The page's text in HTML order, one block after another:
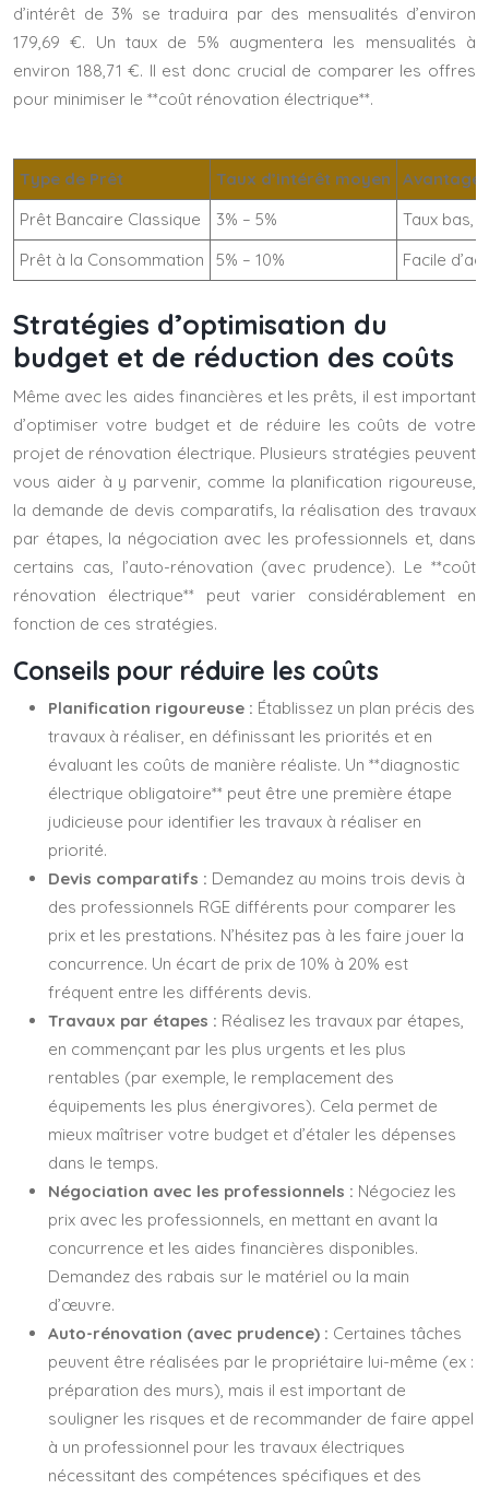
d’intérêt de 3% se traduira par des mensualités d’environ
179,69 €. Un taux de 5% augmentera les mensualités à
environ 188,71 €. Il est donc crucial de comparer les offres
pour minimiser le **coût rénovation électrique**.
Type de Prêt Taux d’intérêt moyen
Avantages
Prêt Bancaire Classique
3% – 5%
Taux bas,
Prêt à la Consommation
5% – 10% Facile
Stratégies d’optimisation du
budget et de réduction des coûts
Même avec les aides financières et les prêts, il est important
d’optimiser votre budget et de réduire les coûts de votre
projet de rénovation électrique. Plusieurs stratégies peuvent
vous aider à y parvenir, comme la planification rigoureuse,
la demande de devis comparatifs, la réalisation des travaux
par étapes, la négociation avec les professionnels et, dans
certains cas, l’auto-rénovation (avec prudence). Le **coût
rénovation électrique** peut varier considérablement en
fonction de ces stratégies.
Conseils pour réduire les coûts
Planification rigoureuse : Établissez un plan précis des
travaux à réaliser, en définissant les priorités et en
évaluant les coûts de manière réaliste. Un **diagnostic
électrique obligatoire** peut être une première étape
judicieuse pour identifier les travaux à réaliser en
priorité.
Devis comparatifs : Demandez au moins trois devis à
des professionnels RGE différents pour comparer les
prix et les prestations. N’hésitez pas à les faire jouer la
concurrence. Un écart de prix de 10% à 20% est
fréquent entre les différents devis.
Travaux par étapes : Réalisez les travaux par étapes,
en commençant par les plus urgents et les plus
rentables (par exemple, le remplacement des
équipements les plus énergivores). Cela permet de
mieux maîtriser votre budget et d’étaler les dépenses
dans le temps.
Négociation avec les professionnels : Négociez les
prix avec les professionnels, en mettant en avant la
concurrence et les aides financières disponibles.
Demandez des rabais sur le matériel ou la main
d’œuvre.
Auto-rénovation (avec prudence) : Certaines tâches
peuvent être réalisées par le propriétaire lui-même (ex :
préparation des murs), mais il est important de
souligner les risques et de recommander de faire appel
à un professionnel pour les travaux électriques
nécessitant des compétences spécifiques et des